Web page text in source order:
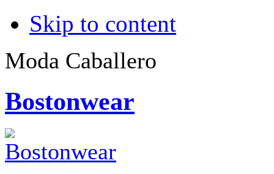
Skip to content
Moda Caballero
Bostonwear